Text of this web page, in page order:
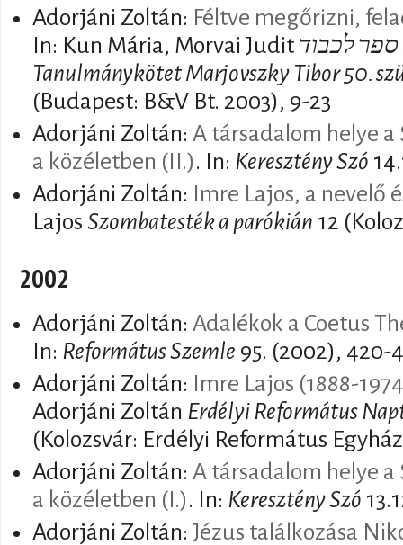
Adorjáni Zoltán: Féltve megőrizni,
In: Kun Mária, Morvai Judit ספר לכבוד Marjovszky Tibor נ.
Tanulmánykötet Marjovszky Tibor 50.
(Budapest: B&V Bt. 2003), 9-23
Adorjáni Zoltán: A társadalom helye
a közéletben (II.). In: Keresztény Szó
Adorjáni Zoltán:
Imre Lajos, a nevelő
Lajos Szombatesték a parókián 12
2002
Adorjáni Zoltán: Adalékok a Coetus
In: Református Szemle 95. (2002), 420-
Adorjáni Zoltán: Imre Lajos (1888-
Adorjáni Zoltán Erdélyi Református
(Kolozsvár: Erdélyi Református
Adorjáni Zoltán: A társadalom helye
a közéletben (I.). In: Keresztény Szó
Adorjáni Zoltán: Jézus találkozása